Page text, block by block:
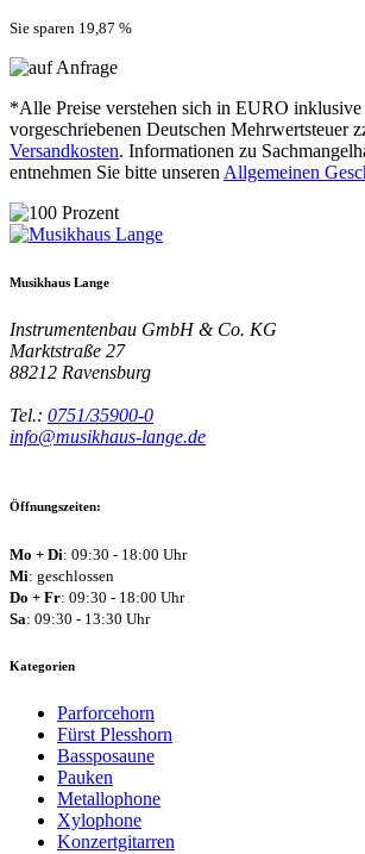
Sie sparen 19,87 %
*Alle Preise verstehen sich in EURO inklusive
vorgeschriebenen Deutschen Mehrwertsteuer
Versandkosten. Informationen zu
entnehmen Sie bitte unserenAllgemeinen
Musikhaus Lange
Instrumentenbau GmbH & Co. KG
Marktstraße 27
88212 Ravensburg
Tel.: 0751/35900-0
info@musikhaus-lange.de
Öffnungszeiten:
Mo + Di: 09:30 - 18:00 Uhr
Mi: geschlossen
Do + Fr: 09:30 - 18:00 Uhr
Sa: 09:30 - 13:30 Uhr
Kategorien
Parforcehorn
Fürst Plesshorn
Bassposaune
Pauken
Metallophone
Xylophone
Konzertgitarren